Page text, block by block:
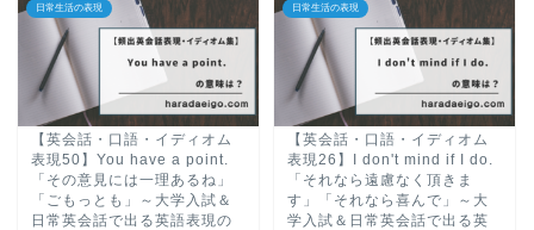
日常生活の表現
【英会話・口語・イディオム
表現50】You have a point.
「その意見には一理あるね」
「ごもっとも」～大学入試＆
日常英会話で出る英語表現の
日常生活の表現
【英会話・口語・イディオム
表現26】I don't mind if I do.
「それなら遠慮なく頂きま
す」「それなら喜んで」～大
学入試＆日常英会話で出る英